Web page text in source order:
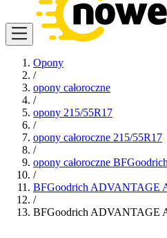
Opony
/
opony całoroczne
/
opony 215/55R17
/
opony całoroczne 215/55R17
/
opony całoroczne BFGoodrich
/
BFGoodrich ADVANTAGE
/
BFGoodrich ADVANTAGE